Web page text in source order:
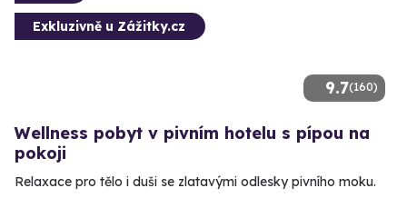
9.7(160)
Exkluzivně u Zážitky.cz
Wellness pobyt v pivním hotelu s pípou na
pokoji
Relaxace pro tělo i duši se zlatavými odlesky pivního moku.